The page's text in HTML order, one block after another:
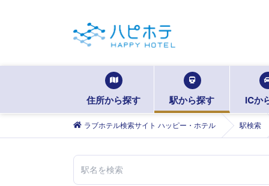
住所から探す 駅から探す ICか
ラブホテル検索サイト ハッピー・ホテル 駅検索